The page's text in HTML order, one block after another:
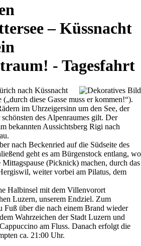
– Küssnacht
- Tagesfahrt
nach Küssnacht
diese Gasse muss er kommen!“).
im Uhrzeigersinn um den See, der
des Alpenraumes gilt. Der
bekannten Aussichtsberg Rigi nach
nach Beckenried auf die Südseite des
geht es am Bürgenstock entlang, wo
(Picknick) machen, durch das
weiter vorbei am Pilatus, dem
Halbinsel mit dem Villenvorort
Luzern, unserem Endziel. Zum
Fuß über die nach einem Brand wieder
Wahrzeichen der Stadt Luzern und
am Fluss. Danach erfolgt die
ca. 21:00 Uhr.